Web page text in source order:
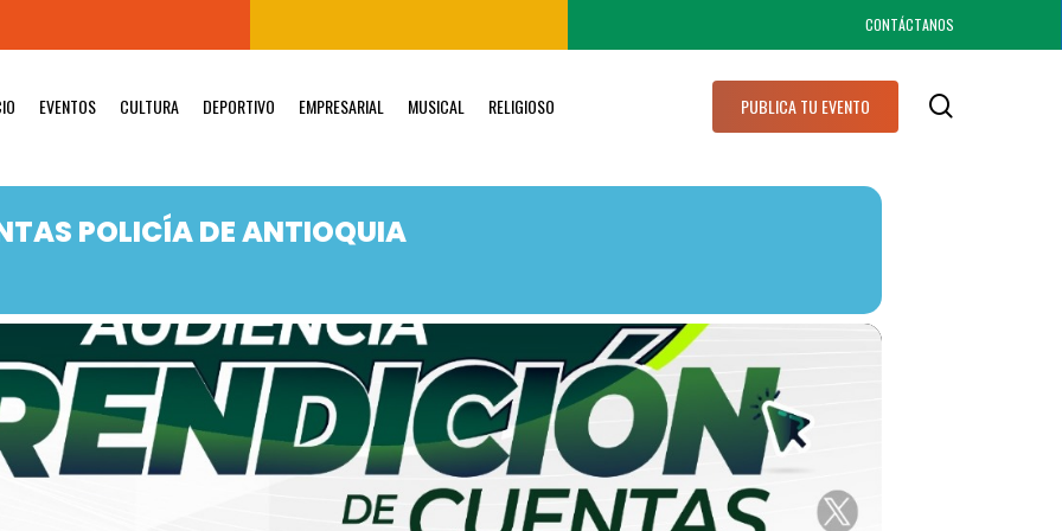
CONTÁCTANOS
EVENTOS CULTURA DEPORTIVO EMPRESARIAL MUSICAL RELIGIOSO PUBLICA TU EVENTO
POLICÍA DE ANTIOQUIA